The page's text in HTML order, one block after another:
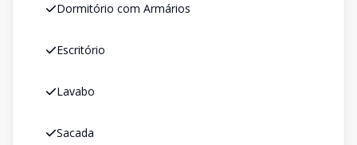
Dormitório com Armários
Escritório
Lavabo
Sacada